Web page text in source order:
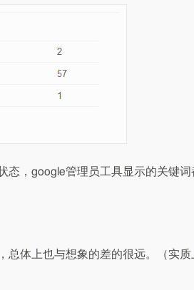
态，google管理员工具显示的关键
总体上也与想象的差的很远。（实